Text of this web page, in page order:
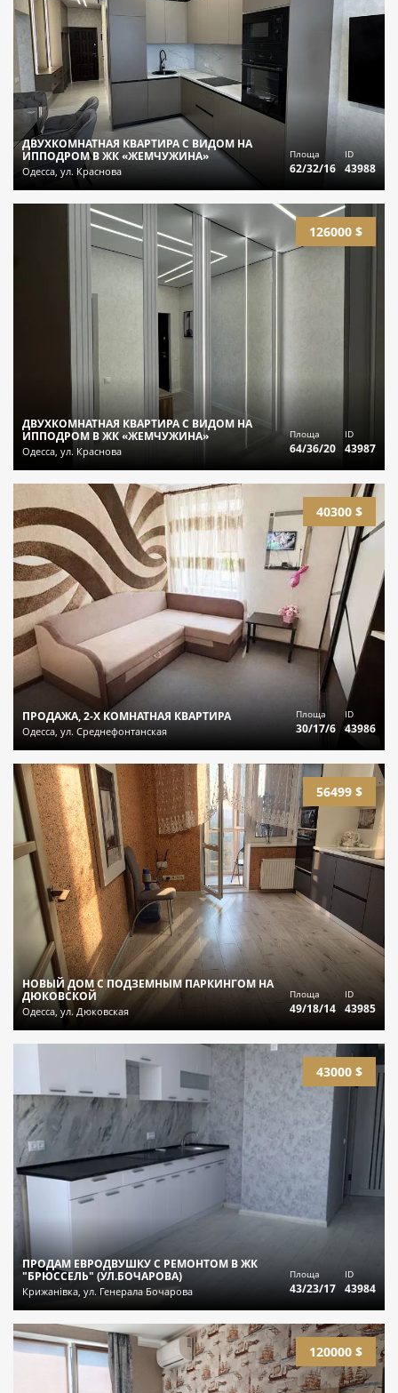
ДВУХКОМНАТНАЯ КВАРТИРА С ВИДОМ НА
ИППОДРОМ В ЖК «ЖЕМЧУЖИНА»
Одесса, ул. Краснова
Площа
62/32/16
ID
43988
126000 $
ДВУХКОМНАТНАЯ КВАРТИРА С ВИДОМ НА
ИППОДРОМ В ЖК «ЖЕМЧУЖИНА»
Одесса, ул. Краснова
Площа
64/36/20
ID
43987
40300 $
ПРОДАЖА, 2-Х КОМНАТНАЯ КВАРТИРА
Одесса, ул. Среднефонтанская
Площа
30/17/6
ID
43986
56499 $
НОВЫЙ ДОМ С ПОДЗЕМНЫМ ПАРКИНГОМ НА
ДЮКОВСКОЙ
Одесса, ул. Дюковская
Площа
49/18/14
ID
43985
43000 $
ПРОДАМ ЕВРОДВУШКУ С РЕМОНТОМ В ЖК
"БРЮССЕЛЬ" (УЛ.БОЧАРОВА)
Крижанівка, ул. Генерала Бочарова
Площа
43/23/17
ID
43984
120000 $